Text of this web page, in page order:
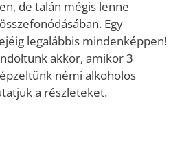
de talán mégis lenne
Egy
legalábbis mindenképpen!
akkor, amikor 3
némi alkoholos
a részleteket.